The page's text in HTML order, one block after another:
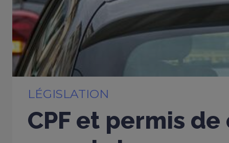
LÉGISLATION
CPF et permis